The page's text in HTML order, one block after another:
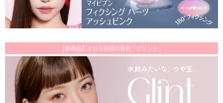
【新商品】オロラ待望の新色「グリント」